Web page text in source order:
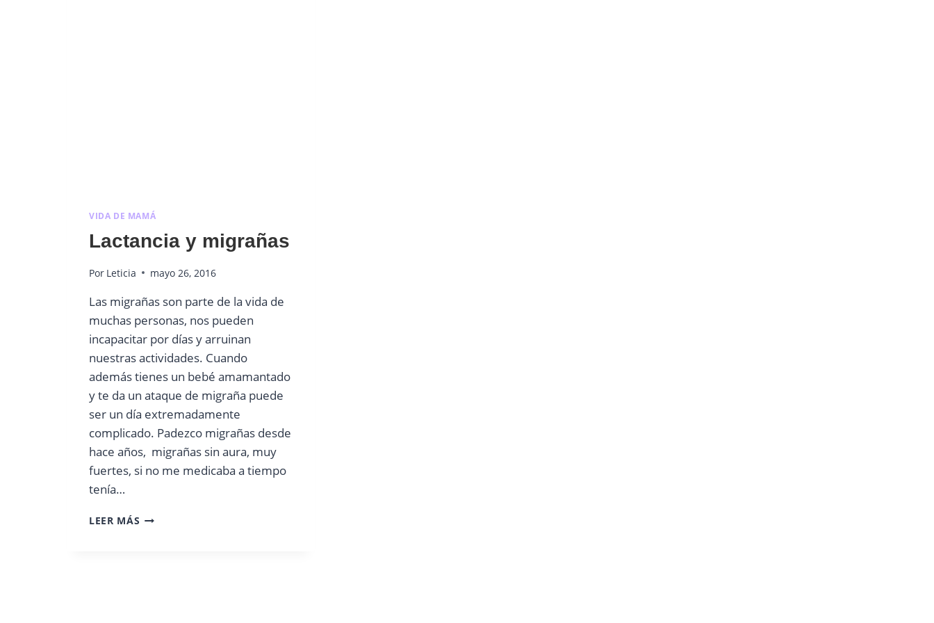
VIDA DE MAMÁ
Lactancia y migrañas
Por Leticia mayo 26, 2016
Las migrañas son parte de la vida de
muchas personas, nos pueden
incapacitar por días y arruinan
nuestras actividades. Cuando
además tienes un bebé amamantado
y te da un ataque de migraña puede
ser un día extremadamente
complicado. Padezco migrañas desde
hace años, migrañas sin aura, muy
fuertes, si no me medicaba a tiempo
tenía…
LEER MÁS LACTANCIA